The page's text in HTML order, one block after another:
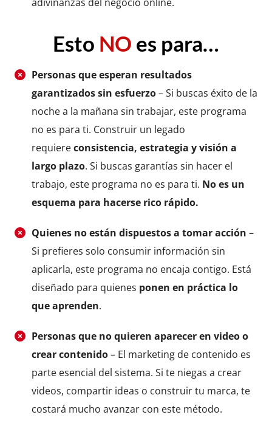
Esto NO es para…
Personas que esperan resultados
garantizados sin esfuerzo– Si buscas éxito de la
noche a la mañana sin trabajar, este programa
no es para ti. Construir un legado
requiereconsistencia, estrategia y visión a
largo plazo. Si buscas garantías sin hacer el
trabajo, este programa no es para ti. No es un
esquema para hacerse rico rápido.
Quienes no están dispuestos a tomar acción –
Si prefieres solo consumir información sin
aplicarla, este programa no encaja contigo. Está
diseñado para quienes ponen en práctica lo
que aprenden.
Personas que no quieren aparecer en video o
crear contenido– El marketing de contenido es
parte esencial del sistema. Si te niegas a crear
videos, compartir ideas o construir tu marca, te
costará mucho avanzar con este método.